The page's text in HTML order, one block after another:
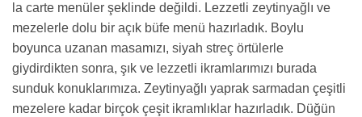
la carte menüler şeklinde değildi. Lezzetli zeytinyağlı ve
mezelerle dolu bir açık büfe menü hazırladık. Boylu
boyunca uzanan masamızı, siyah streç örtülerle
giydirdikten sonra, şık ve lezzetli ikramlarımızı burada
sunduk konuklarımıza. Zeytinyağlı yaprak sarmadan çeşitli
mezelere kadar birçok çeşit ikramlıklar hazırladık. Düğün